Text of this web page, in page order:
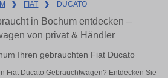
❯ FIAT ❯ DUCATO
in Bochum entdecken –
von privat & Händler
Ihren gebrauchten Fiat Ducato
Fiat Ducato Gebrauchtwagen? Entdecken Sie